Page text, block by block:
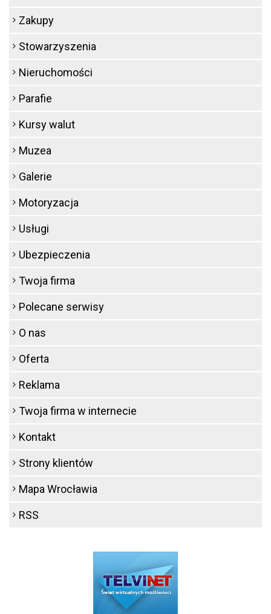
Zakupy
Stowarzyszenia
Nieruchomości
Parafie
Kursy walut
Muzea
Galerie
Motoryzacja
Usługi
Ubezpieczenia
Twoja firma
Polecane serwisy
O nas
Oferta
Reklama
Twoja firma w internecie
Kontakt
Strony klientów
Mapa Wrocławia
RSS